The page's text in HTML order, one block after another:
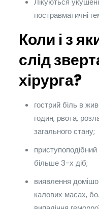
постравматичні
Коли і з
слід
хірурга?
гострий біль в
годин, рвота,
загального стану;
більше 3-х діб;
виявлення
калових масах,